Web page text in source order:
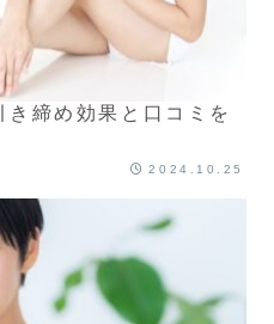
締め効果と口コミを
2024.10.25